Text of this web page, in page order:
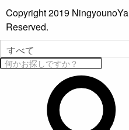
Copyright 2019
Reserved.